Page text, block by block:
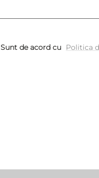
Sunt de acord cu Politica